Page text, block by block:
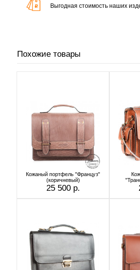
Выгодная стоимость наших
Похожие товары
Кожаный портфель "Француз"
(коричневый)
25 500 р.